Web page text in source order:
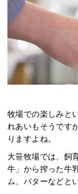
定額
牧場での楽しみと
れあいもそうです
りますよね。
大笹牧場では、飼
牛」から搾った牛
ム、バターなどと